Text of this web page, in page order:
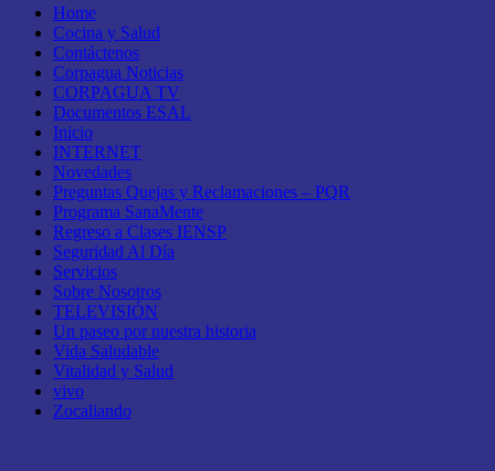
Home
Cocina y Salud
Contáctenos
Corpagua Noticias
CORPAGUA TV
Documentos ESAL
Inicio
INTERNET
Novedades
Preguntas Quejas y Reclamaciones – PQR
Programa SanaMente
Regreso a Clases IENSP
Seguridad Al Día
Servicios
Sobre Nosotros
TELEVISIÓN
Un paseo por nuestra historia
Vida Saludable
Vitalidad y Salud
vivo
Zocaliando